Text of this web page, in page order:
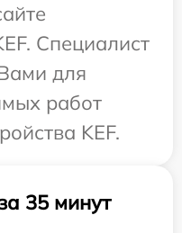
Специалист
для
работ
KEF.
35 минут